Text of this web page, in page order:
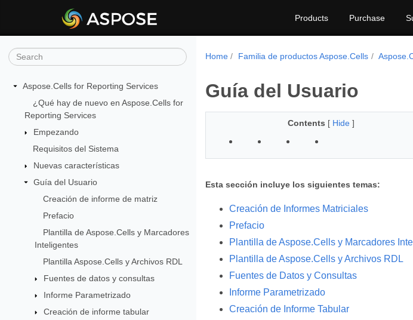
Products Purchase
Aspose.Cells for Reporting Services
¿Qué hay de nuevo en Aspose.Cells for
Reporting Services
Empezando
Requisitos del Sistema
Nuevas características
Guía del Usuario
Creación de informe de matriz
Prefacio
Plantilla de Aspose.Cells y Marcadores
Inteligentes
Plantilla Aspose.Cells y Archivos RDL
Fuentes de datos y consultas
Informe Parametrizado
Creación de informe tabular
Home Familia de productos Aspose.Cells
Guía del Usuario
Contents [ Hide ]
Esta sección incluye los siguientes temas:
Creación de Informes Matriciales
Prefacio
Plantilla de Aspose.Cells y Marcadores
Plantilla de Aspose.Cells y Archivos RDL
Fuentes de Datos y Consultas
Informe Parametrizado
Creación de Informe Tabular